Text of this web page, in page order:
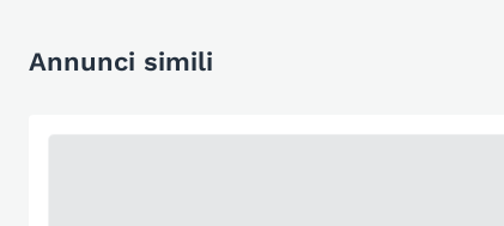
Annunci simili